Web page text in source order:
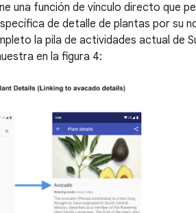
una función de vínculo directo que
de detalle de plantas por su
la pila de actividades actual de
en la figura 4: